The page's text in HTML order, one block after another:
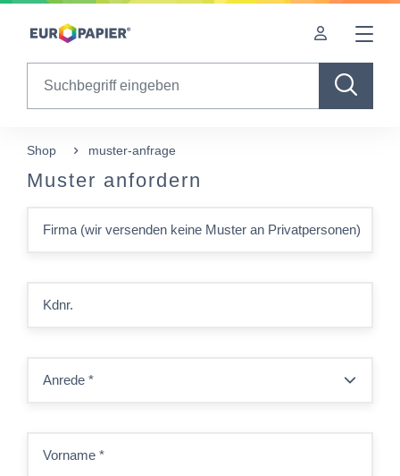
Table Of Content
Shop muster-anfrage
Muster anfordern
Firma (wir versenden keine Muster an Privatpersonen)
Kdnr.
Anrede *
Vorname *